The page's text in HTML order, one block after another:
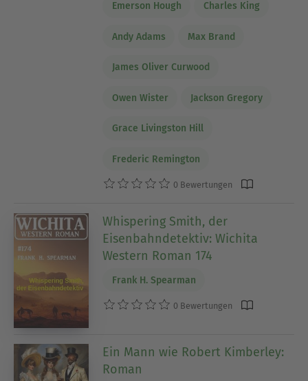
Emerson Hough Charles King
Andy Adams Max Brand
James Oliver Curwood
Owen Wister Jackson Gregory
Grace Livingston Hill
Frederic Remington
0 Bewertungen
Whispering Smith, der
Eisenbahndetektiv: Wichita
Western Roman 174
Frank H. Spearman
0 Bewertungen
Ein Mann wie Robert Kimberley:
Roman